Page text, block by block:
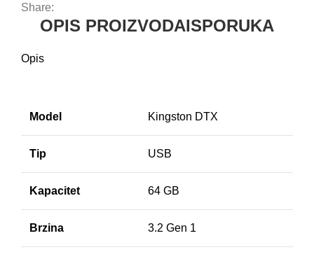
Share:
OPIS PROIZVODAISPORUKA
Opis
Model Kingston DTX
Tip USB
Kapacitet 64 GB
Brzina 3.2 Gen 1